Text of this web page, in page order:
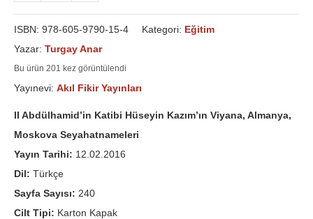
ISBN: 978-605-9790-15-4 Kategori: Eğitim
Yazar: Turgay Anar
Bu ürün 201 kez görüntülendi
Yayınevi: Akıl Fikir Yayınları
II Abdülhamid’in Katibi Hüseyin Kazım’ın Viyana, Almanya,
Moskova Seyahatnameleri
Yayın Tarihi: 12.02.2016
Dil: Türkçe
Sayfa Sayısı: 240
Cilt Tipi: Karton Kapak